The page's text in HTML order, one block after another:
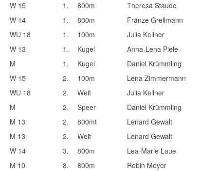
W 15
1. 800m
Theresa Staude
W 14
1. 800m
Fränze Grellmann
WU 18
1. 100m
Julia Kellner
W 13
1. Kugel
Anna-Lena Piele
M
1. Kugel
Daniel Krümmling
W 15
2. 100m
Lena Zimmermann
WU 18
2. Weit
Julia Kellner
M
2. Speer
Daniel Krümmling
M 13
2. 800mt
Lenard Gewalt
M 13
2. Weit
Lenard Gewalt
W 14
3. 800m
Lea-Marie Laue
M 10
8. 800m
Robin Meyer